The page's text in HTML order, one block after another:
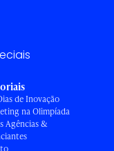
de Inovação
na Olimpíada
Agências &